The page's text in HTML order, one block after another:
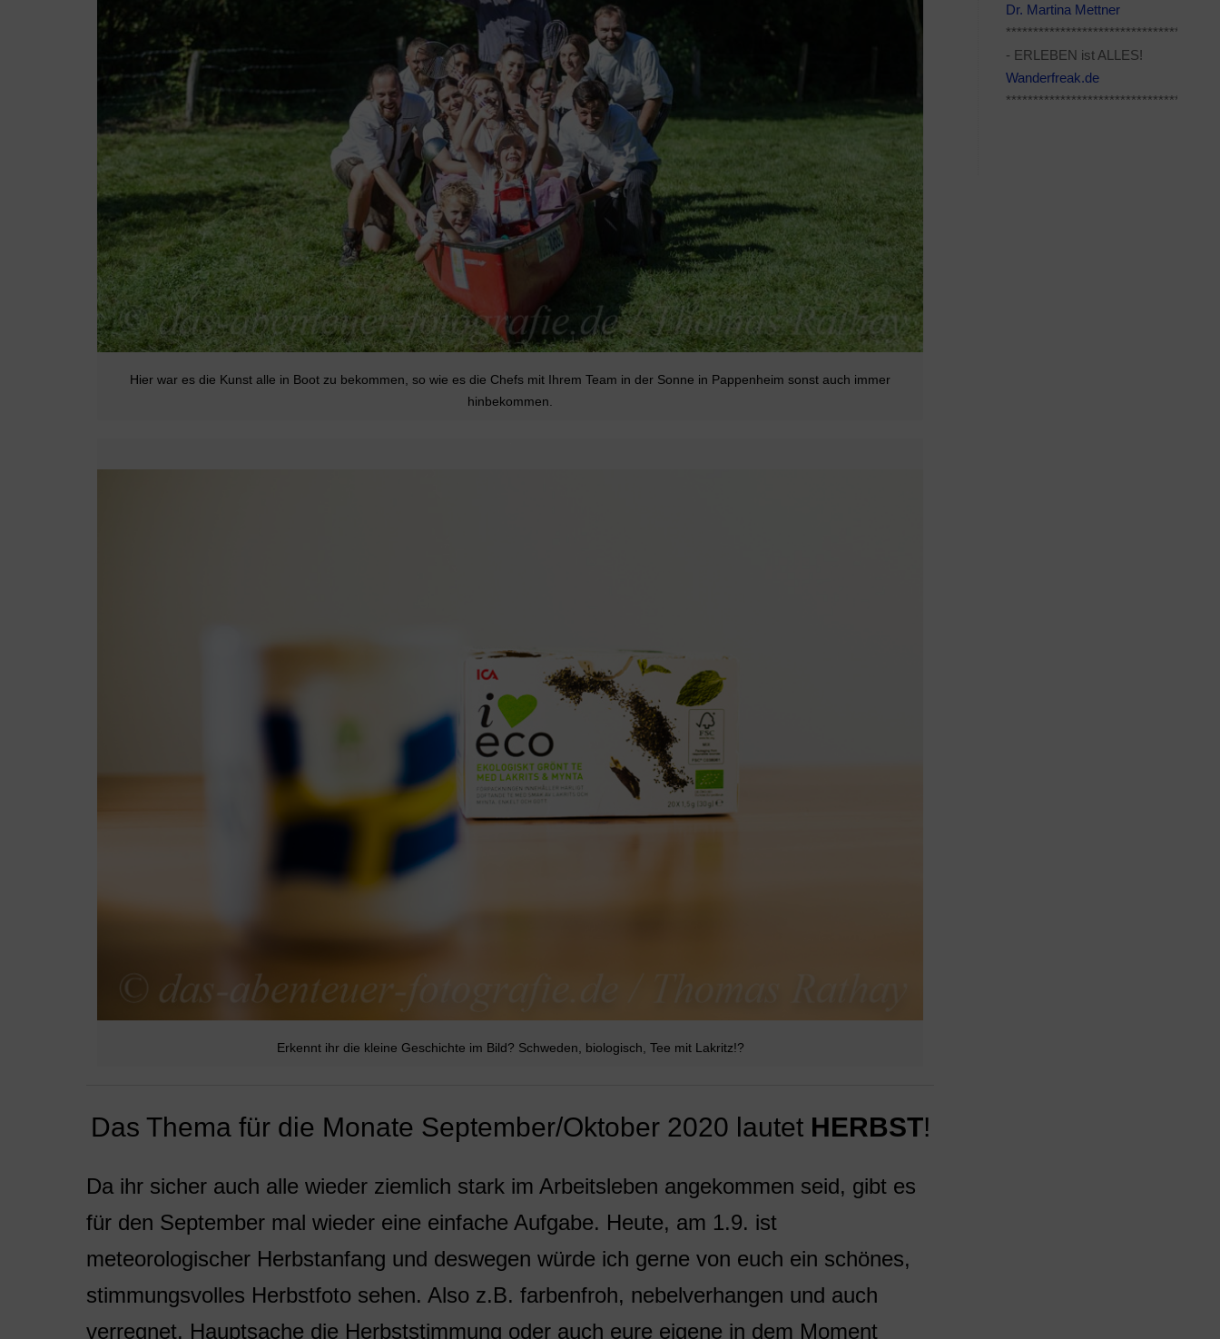
Hier war es die Kunst alle in Boot zu bekommen, so wie es die Chefs mit Ihrem Team in der Sonne in Pappenheim sonst auch immer
hinbekommen.
Erkennt ihr die kleine Geschichte im Bild? Schweden, biologisch, Tee mit Lakritz!?
Das Thema für die Monate September/Oktober 2020 lautet HERBST!
Da ihr sicher auch alle wieder ziemlich stark im Arbeitsleben angekommen seid, gibt es
für den September mal wieder eine einfache Aufgabe. Heute, am 1.9. ist
meteorologischer Herbstanfang und deswegen würde ich gerne von euch ein schönes,
stimmungsvolles Herbstfoto sehen. Also z.B. farbenfroh, nebelverhangen und auch
verregnet. Hauptsache die Herbststimmung oder auch eure eigene in dem Moment
Dr. Martina Mettner
- ERLEBEN ist ALLES!
Wanderfreak.de